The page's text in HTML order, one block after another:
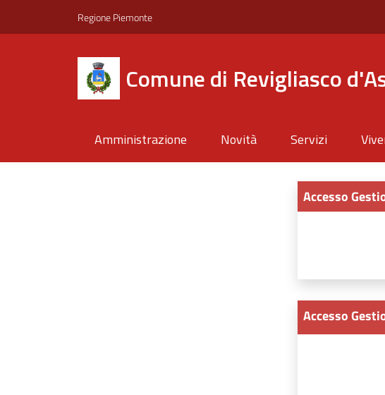
Regione Piemonte
Comune di Revigliasco
Amministrazione Novità Servizi
Accesso
Accesso